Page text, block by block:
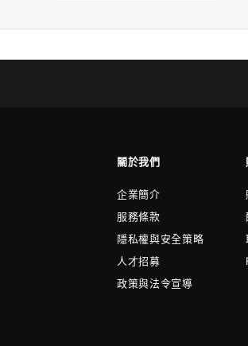
關於我們
企業簡介
服務條款
隱私權與安全策略
人才招募
政策與法令宣導